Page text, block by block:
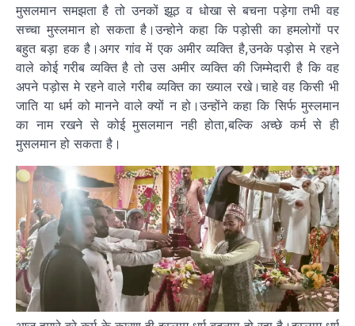
मुसलमान समझता है तो उनकों झूठ व धोखा से बचना पड़ेगा तभी वह
सच्चा मुस्लमान हो सकता है।उन्होने कहा कि पड़ोसी का हमलोगों पर
बहुत बड़ा हक है।अगर गांव में एक अमीर व्यक्ति है,उनके पड़ोस मे रहने
वाले कोई गरीब व्यक्ति है तो उस अमीर व्यक्ति की जिम्मेदारी है कि वह
अपने पड़ोस मे रहने वाले गरीब व्यक्ति का ख्याल रखे।चाहे वह किसी भी
जाति या धर्म को मानने वाले क्यों न हो।उन्होंने कहा कि सिर्फ मुस्लमान
का नाम रखने से कोई मुसलमान नही होता,बल्कि अच्छे कर्म से ही
मुसलमान हो सकता है।